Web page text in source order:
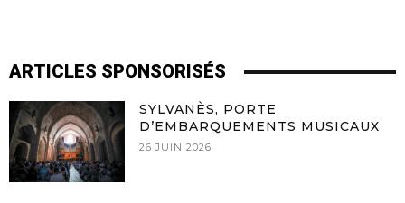
ARTICLES SPONSORISÉS
SYLVANÈS, PORTE
D’EMBARQUEMENTS MUSICAUX
26 JUIN 2026